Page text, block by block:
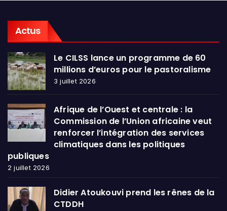
Actus
Le CILSS lance un programme de 60
millions d’euros pour le pastoralisme
3 juillet 2026
Afrique de l’Ouest et centrale : la
Commission de l’Union africaine veut
renforcer l’intégration des services
climatiques dans les politiques
publiques
2 juillet 2026
Didier Atoukouvi prend les rênes de la
CTDDH